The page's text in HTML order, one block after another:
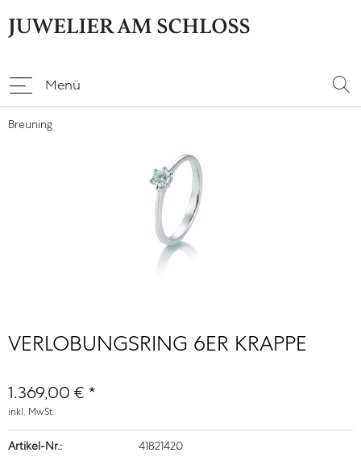
Menü
Breuning
VERLOBUNGSRING 6ER KRAPPE
1.369,00 € *
inkl. MwSt.
Artikel-Nr.: 41821420